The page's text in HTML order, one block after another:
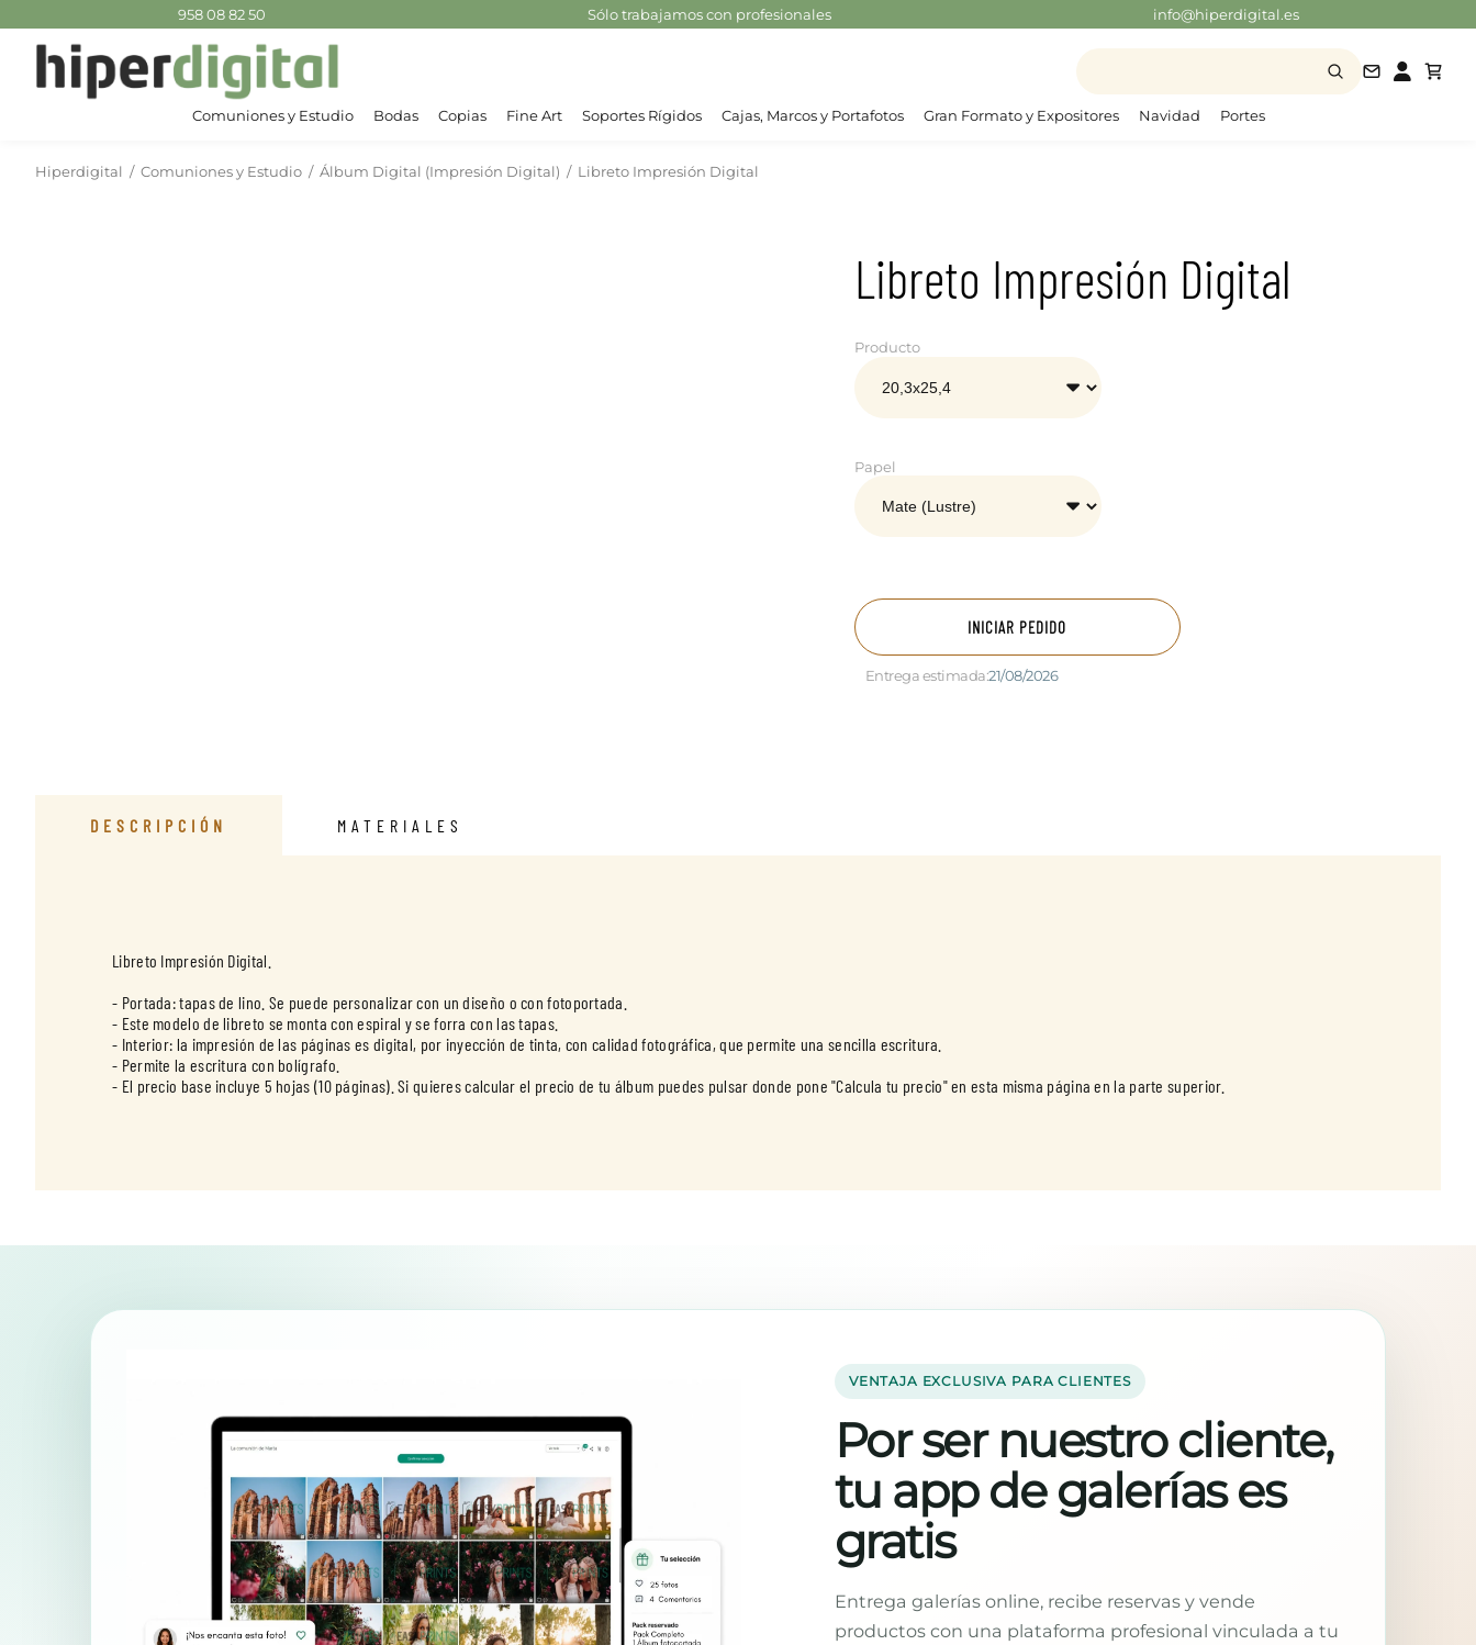
958 08 82 50 Sólo trabajamos con profesionales info@hiperdigital.es
Comuniones y Estudio Bodas Copias Fine Art Soportes Rígidos Cajas, Marcos y Portafotos Gran Formato y Expositores Navidad Portes
Hiperdigital / Comuniones y Estudio / Álbum Digital (Impresión Digital) / Libreto Impresión Digital
Libreto Impresión Digital
Producto
Papel
INICIAR PEDIDO
Entrega estimada:21/08/2026
DESCRIPCIÓN MATERIALES
Libreto Impresión Digital.
- Portada: tapas de lino. Se puede personalizar con un diseño o con fotoportada.
- Este modelo de libreto se monta con espiral y se forra con las tapas.
- Interior: la impresión de las páginas es digital, por inyección de tinta, con calidad fotográfica, que permite una sencilla escritura.
- Permite la escritura con bolígrafo.
VENTAJA EXCLUSIVA PARA CLIENTES
Por ser nuestro cliente,
tu app de galerías es
gratis
Entrega galerías online, recibe reservas y vende
productos con una plataforma profesional vinculada a tu